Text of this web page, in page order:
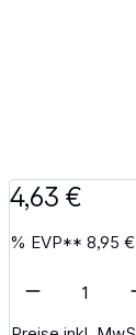
4,63 €
% EVP**8,95 €
Artikel